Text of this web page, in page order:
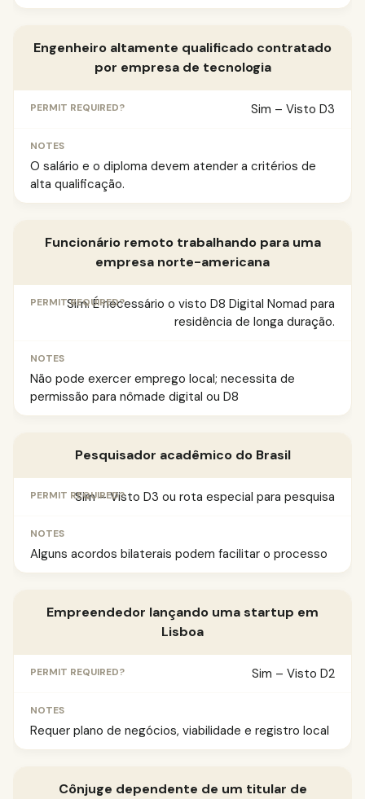
Engenheiro altamente qualificado contratado
por empresa de tecnologia
Sim – Visto D3
O salário e o diploma devem atender a critérios de
alta qualificação.
Funcionário remoto trabalhando para uma
empresa norte-americana
Sim. É necessário o visto D8 Digital Nomad para
residência de longa duração.
Não pode exercer emprego local; necessita de
permissão para nômade digital ou D8
Pesquisador acadêmico do Brasil
Sim – Visto D3 ou rota especial para pesquisa
Alguns acordos bilaterais podem facilitar o processo
Empreendedor lançando uma startup em
Lisboa
Sim – Visto D2
Requer plano de negócios, viabilidade e registro local
Cônjuge dependente de um titular de